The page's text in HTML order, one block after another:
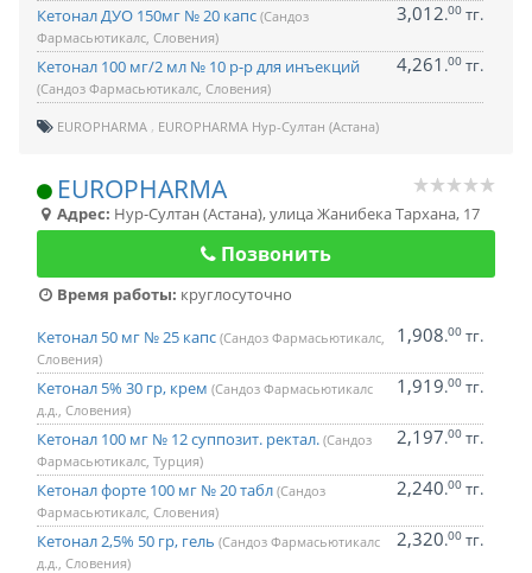
Кетонал ДУО 150мг № 20 капс (Сандоз
Фармасьютикалс, Словения)
3,012.00 тг.
Кетонал 100 мг/2 мл № 10 р-р для инъекций
(Сандоз Фармасьютикалс, Словения)
4,261 .00 тг.
EUROPHARMA EUROPHARMA Нур-Султан (Астана)
EUROPHARMA
Адрес: Нур-Султан (Астана),улица Жанибека Тархана, 17
Позвонить
Время работы: круглосуточно
Кетонал 50 мг № 25 капс (Сандоз Фармасьютикалс,
Словения)
1,908.00 тг.
Кетонал 5% 30 гр, крем (Сандоз Фармасьютикалс
д.д., Словения)
1,919.00 тг.
Кетонал 100 мг № 12 суппозит. ректал. (Сандоз
Фармасьютикалс, Турция)
2,197.00 тг.
Кетонал форте 100 мг № 20 табл (Сандоз
Фармасьютикалс, Словения)
2,240.00 тг.
Кетонал 2,5% 50 гр, гель (Сандоз Фармасьютикалс
д.д., Словения)
2,320.00 тг.